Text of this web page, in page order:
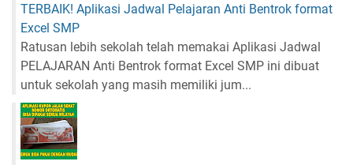
TERBAIK! Aplikasi Jadwal Pelajaran Anti Bentrok format
Excel SMP
Ratusan lebih sekolah telah memakai Aplikasi Jadwal
PELAJARAN Anti Bentrok format Excel SMP ini dibuat
untuk sekolah yang masih memiliki jum...